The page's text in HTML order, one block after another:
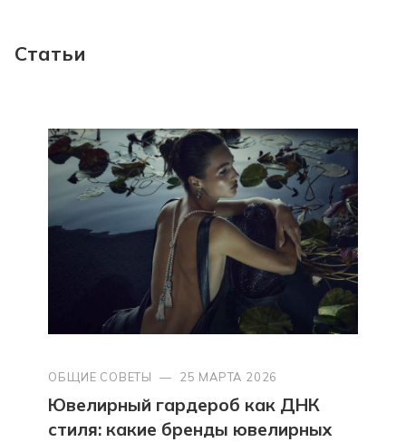
Статьи
ОБЩИЕ СОВЕТЫ — 25 МАРТА 2026
Ювелирный гардероб как ДНК
стиля: какие бренды ювелирных